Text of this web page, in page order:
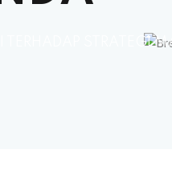
STRATEGI